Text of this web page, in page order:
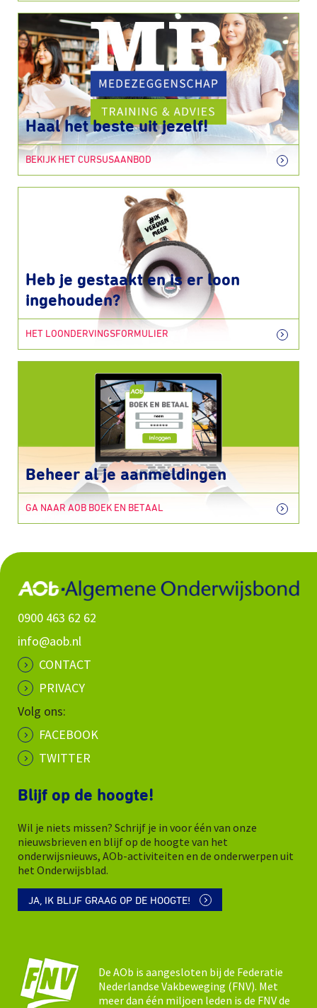
Haal het beste uit jezelf!
BEKIJK HET CURSUSAANBOD
Heb je gestaakt en is er loon
ingehouden?
HET LOONDERVINGSFORMULIER
Beheer al je aanmeldingen
GA NAAR AOB BOEK EN BETAAL
0900 463 62 62
info@aob.nl
CONTACT
PRIVACY
Volg ons:
FACEBOOK
TWITTER
Blijf op de hoogte!
Wil je niets missen? Schrijf je in voor één van onze
nieuwsbrieven en blijf op de hoogte van het
onderwijsnieuws, AOb-activiteiten en de onderwerpen uit
het Onderwijsblad.
JA, IK BLIJF GRAAG OP DE HOOGTE!
De AOb is aangesloten bij de Federatie
Nederlandse Vakbeweging (FNV). Met
meer dan één miljoen leden is de FNV de